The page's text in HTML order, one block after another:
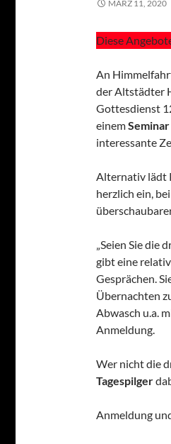
MÄRZ 11, 2020
Diese
An
der Altstädter
Gottesdienst
einemSeminar
interessante
Alternativ lädt
herzlich ein,
„Seien Sie die
gibt eine
Gesprächen.
Übernachten
Abwasch u.a.
Anmeldung.
Wer nicht die
Tagespilger
Anmeldung